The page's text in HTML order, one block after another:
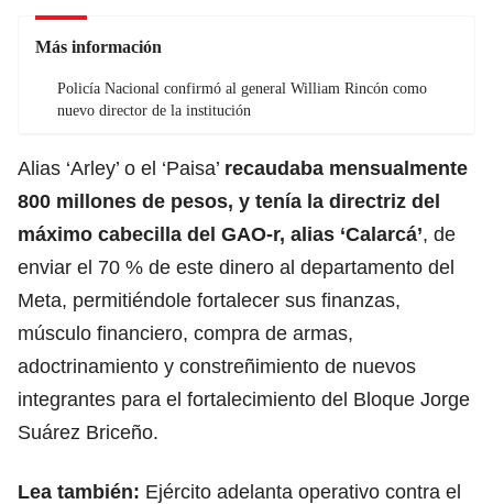
Más información
Policía Nacional confirmó al general William Rincón como
nuevo director de la institución
Alias ‘Arley’ o el ‘Paisa’ recaudaba mensualmente
800 millones de pesos, y tenía la directriz del
máximo cabecilla del GAO-r, alias ‘Calarcá’, de
enviar el 70 % de este dinero al departamento del
Meta, permitiéndole fortalecer sus finanzas,
músculo financiero, compra de armas,
adoctrinamiento y constreñimiento de nuevos
integrantes para el fortalecimiento del Bloque Jorge
Suárez Briceño.
Lea también: Ejército adelanta operativo contra el